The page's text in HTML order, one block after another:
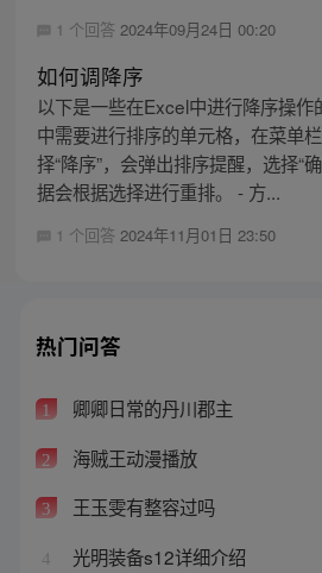
1 个回答 2024年09月24日 00:20
如何调降序
以下是一些在Excel中进行降序操
中需要进行排序的单元格，在菜单
择“降序”，会弹出排序提醒，选择“
据会根据选择进行重排。 - 方...
1 个回答 2024年11月01日 23:50
热门问答
1 卿卿日常的丹川郡主
2 海贼王动漫播放
3 王玉雯有整容过吗
4 光明装备s12详细介绍